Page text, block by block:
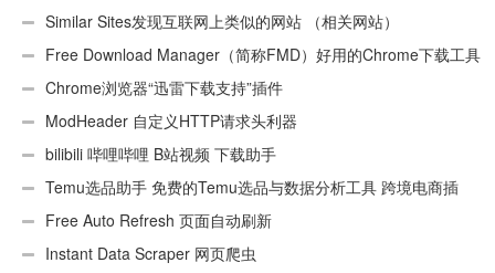
Similar Sites发现互联网上类似的网站 （相关网站）
Free Download Manager（简称FMD）好用的Chrome下载工具
插件Chrome浏览器“迅雷下载支持”插件
ModHeader 自定义HTTP请求头利器
bilibili 哔哩哔哩 B站视频 下载助手
Temu选品助手 免费的Temu选品与数据分析工具 跨境电商插
件 Free Auto Refresh 页面自动刷新
Instant Data Scraper 网页爬虫